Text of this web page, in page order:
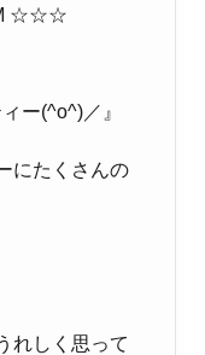
☆☆☆
ー(^o^)／』
にたくさんの
れしく思って